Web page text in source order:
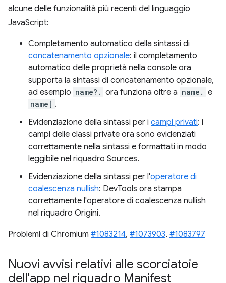
alcune delle funzionalità più recenti del linguaggio
JavaScript:
Completamento automatico della sintassi di
concatenamento opzionale: il completamento
automatico delle proprietà nella console ora
supporta la sintassi di concatenamento opzionale,
ad esempio name?. ora funziona oltre a name. e
name[ .
Evidenziazione della sintassi per i campi privati: i
campi delle classi private ora sono evidenziati
correttamente nella sintassi e formattati in modo
leggibile nel riquadro Sources.
Evidenziazione della sintassi per l'operatore di
coalescenza nullish: DevTools ora stampa
correttamente l'operatore di coalescenza nullish
nel riquadro Origini.
Problemi di Chromium #1083214, #1073903, #1083797
Nuovi avvisi relativi alle scorciatoie
dell'app nel riquadro Manifest